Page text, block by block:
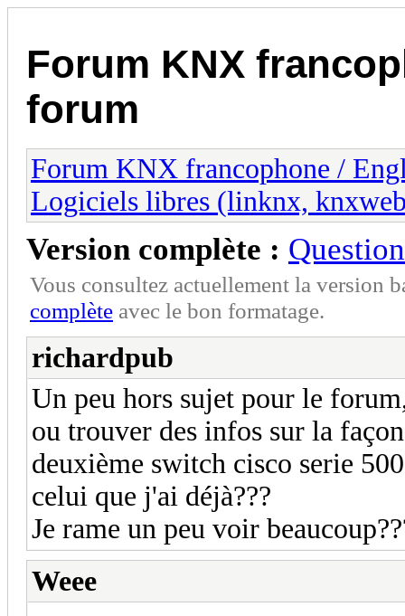
Forum KNX
forum
Forum KNX francophone /
Logiciels libres (linknx,
Version complète :
Vous consultez actuellement la version
complète avec le bon formatage.
richardpub
Un peu hors sujet pour le
ou trouver des infos sur la
deuxième switch cisco serie
celui que j'ai déjà???
Je rame un peu voir
Weee